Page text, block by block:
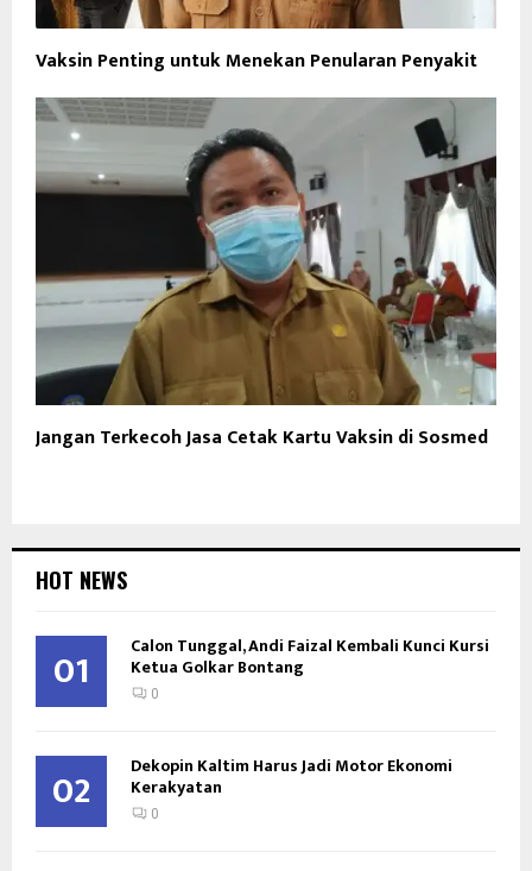
Vaksin Penting untuk Menekan Penularan Penyakit
Jangan Terkecoh Jasa Cetak Kartu Vaksin di Sosmed
HOT NEWS
01 Calon Tunggal, Andi Faizal Kembali Kunci Kursi
Ketua Golkar Bontang
0
02 Dekopin Kaltim Harus Jadi Motor Ekonomi
Kerakyatan
0